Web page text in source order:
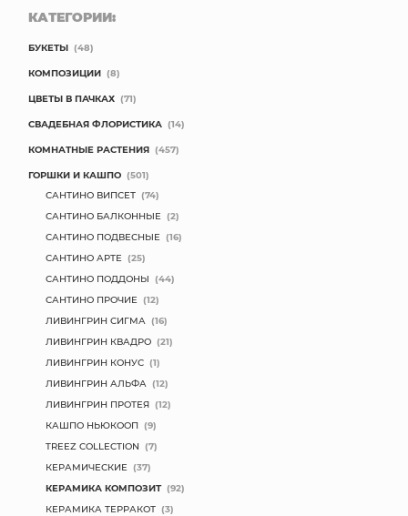
КАТЕГОРИИ:
БУКЕТЫ (48)
КОМПОЗИЦИИ (8)
ЦВЕТЫ В ПАЧКАХ (71)
СВАДЕБНАЯ ФЛОРИСТИКА (14)
КОМНАТНЫЕ РАСТЕНИЯ (457)
ГОРШКИ И КАШПО (501)
САНТИНО ВИПСЕТ (74)
САНТИНО БАЛКОННЫЕ (2)
САНТИНО ПОДВЕСНЫЕ (16)
САНТИНО АРТЕ (25)
САНТИНО ПОДДОНЫ (44)
САНТИНО ПРОЧИЕ (12)
ЛИВИНГРИН СИГМА (16)
ЛИВИНГРИН КВАДРО (21)
ЛИВИНГРИН КОНУС (1)
ЛИВИНГРИН АЛЬФА (12)
ЛИВИНГРИН ПРОТЕЯ (12)
КАШПО НЬЮКООП (9)
TREEZ COLLECTION (7)
КЕРАМИЧЕСКИЕ (37)
КЕРАМИКА КОМПОЗИТ (92)
КЕРАМИКА ТЕРРАКОТ (3)